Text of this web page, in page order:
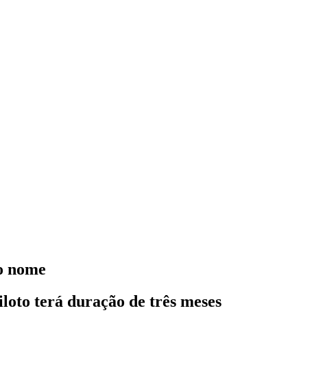
nome
terá duração de três meses